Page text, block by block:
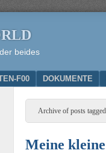
beides
F00 DOKUMENTE
Archive of posts tagged
Meine